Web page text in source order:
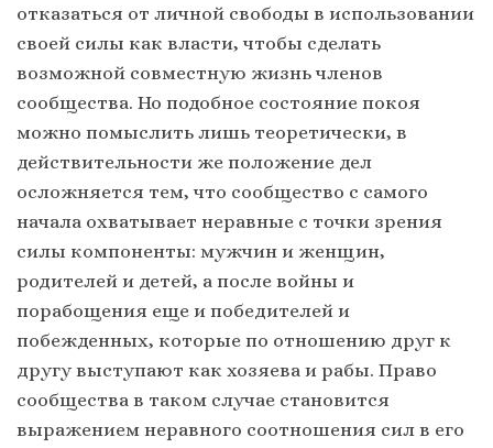
отказаться от личной свободы в использовании
своей силы как власти, чтобы сделать
возможной совместную жизнь членов
сообщества. Но подобное состояние покоя
можно помыслить лишь теоретически, в
действительности же положение дел
осложняется тем, что сообщество с самого
начала охватывает неравные с точки зрения
силы компоненты: мужчин и женщин,
родителей и детей, а после войны и
порабощения еще и победителей и
побежденных, которые по отношению друг к
другу выступают как хозяева и рабы. Право
сообщества в таком случае становится
выражением неравного соотношения сил в его